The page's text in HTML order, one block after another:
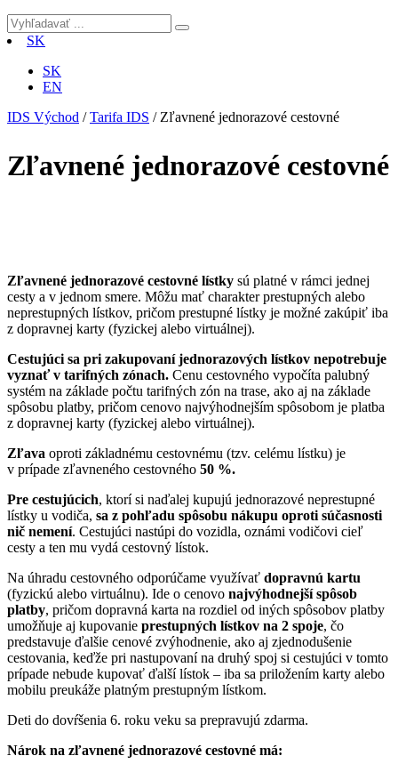
SK
SK
EN
IDS Východ /Tarifa IDS / Zľavnené jednorazové cestovné
Zľavnené jednorazové cestovné
Zľavnené jednorazové cestovné lístky sú platné v rámci jednej
cesty a v jednom smere. Môžu mať charakter prestupných alebo
neprestupných lístkov, pričom prestupné lístky je možné zakúpiť iba
z dopravnej karty (fyzickej alebo virtuálnej).
Cestujúci sa pri zakupovaní jednorazových lístkov nepotrebuje
vyznať v tarifných zónach. Cenu cestovného vypočíta palubný
systém na základe počtu tarifných zón na trase, ako aj na základe
spôsobu platby, pričom cenovo najvýhodnejším spôsobom je platba
z dopravnej karty (fyzickej alebo virtuálnej).
Zľava oproti základnému cestovnému (tzv. celému lístku) je
v prípade zľavneného cestovného 50 %.
Pre cestujúcich, ktorí si naďalej kupujú jednorazové neprestupné
lístky u vodiča, sa z pohľadu spôsobu nákupu oproti súčasnosti
nič nemení. Cestujúci nastúpi do vozidla, oznámi vodičovi cieľ
cesty a ten mu vydá cestovný lístok.
Na úhradu cestovného odporúčame využívať dopravnú kartu
(fyzickú alebo virtuálnu). Ide o cenovo najvýhodnejší spôsob
platby, pričom dopravná karta na rozdiel od iných spôsobov platby
umožňuje aj kupovanie prestupných lístkov na 2 spoje, čo
predstavuje ďalšie cenové zvýhodnenie, ako aj zjednodušenie
cestovania, keďže pri nastupovaní na druhý spoj si cestujúci v tomto
prípade nebude kupovať ďalší lístok – iba sa priložením karty alebo
mobilu preukáže platným prestupným lístkom.
Deti do dovŕšenia 6. roku veku sa prepravujú zdarma.
Nárok na zľavnené jednorazové cestovné má: